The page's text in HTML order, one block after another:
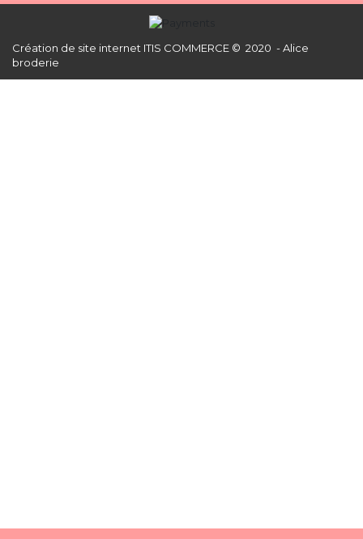
Création de site internet ITIS COMMERCE © 2020 - Alice
broderie